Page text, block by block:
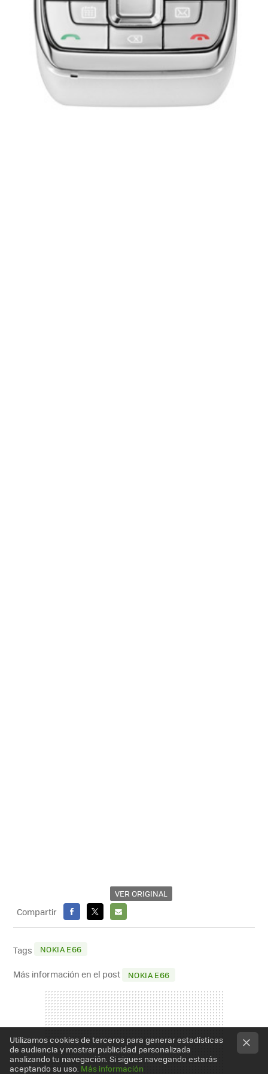
VER ORIGINAL
Compartir
FACEBOOK
X
E-
Tags NOKIA E66
Más información en el post NOKIA E66
Utilizamos cookies de terceros para generar estadísticas
de audiencia y mostrar publicidad personalizada
analizando tu navegación. Si sigues navegando estarás
aceptando su uso. Más información